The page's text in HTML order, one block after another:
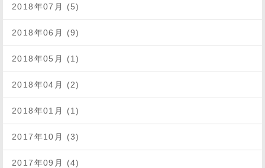
2018年07月 (5)
2018年06月 (9)
2018年05月 (1)
2018年04月 (2)
2018年01月 (1)
2017年10月 (3)
2017年09月 (4)